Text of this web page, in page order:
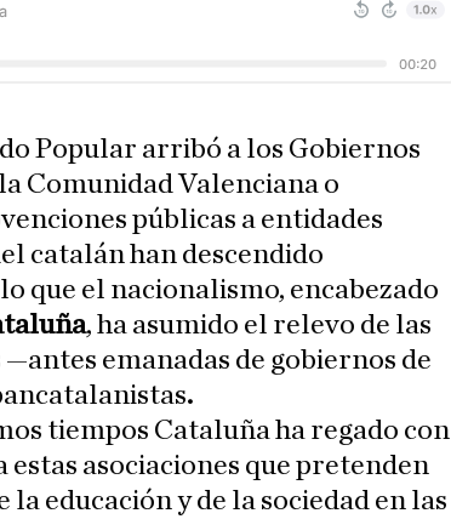
Popular arribó a los Gobiernos
Comunidad Valenciana o
públicas a entidades
catalán han descendido
que el nacionalismo, encabezado
, ha asumido el relevo de las
emanadas de gobiernos de
.
tiempos Cataluña ha regado con
estas asociaciones que pretenden
educación y de la sociedad en las